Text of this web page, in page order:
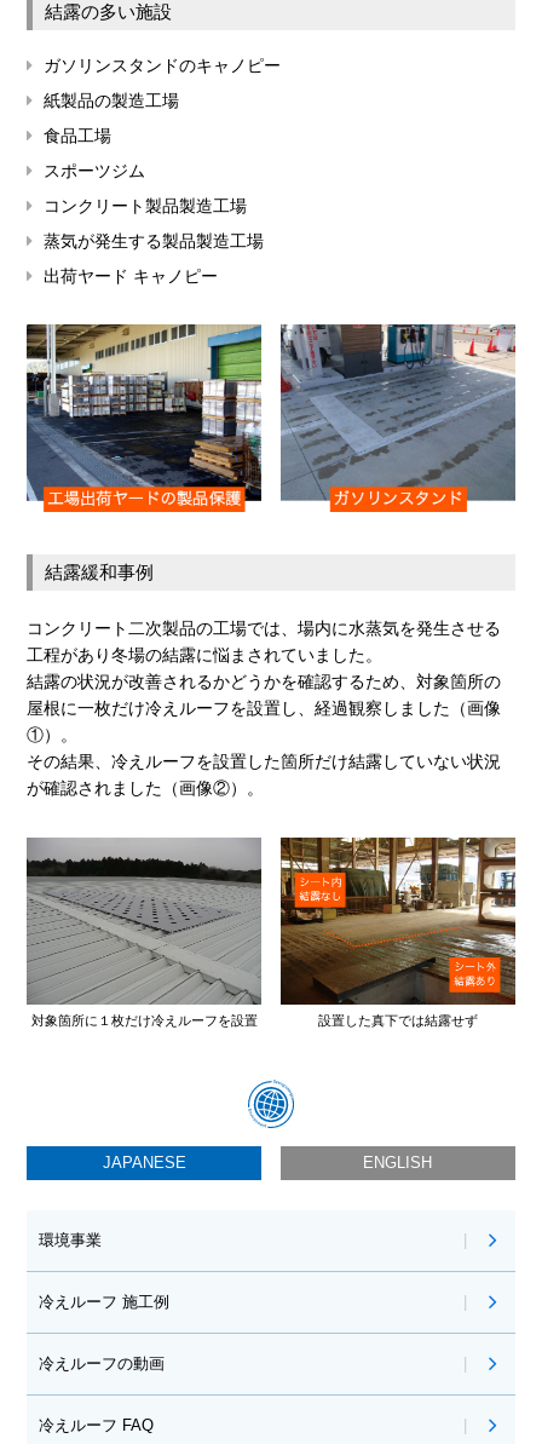
結露の多い施設
ガソリンスタンドのキャノピー
紙製品の製造工場
食品工場
スポーツジム
コンクリート製品製造工場
蒸気が発生する製品製造工場
出荷ヤード キャノピー
結露緩和事例
コンクリート二次製品の工場では、場内に水蒸気を発生させる
工程があり冬場の結露に悩まされていました。
結露の状況が改善されるかどうかを確認するため、対象箇所の
屋根に一枚だけ冷えルーフを設置し、経過観察しました（画像
①）。
その結果、冷えルーフを設置した箇所だけ結露していない状況
が確認されました（画像②）。
対象箇所に１枚だけ冷えルーフを設置 設置した真下では結露せず
JAPANESE ENGLISH
環境事業
冷えルーフ 施工例
冷えルーフの動画
冷えルーフ FAQ